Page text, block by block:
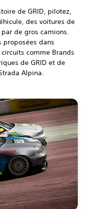
de GRID, pilotez,
des voitures de
de gros camions.
proposées dans
comme Brands
de GRID et de
Alpina.